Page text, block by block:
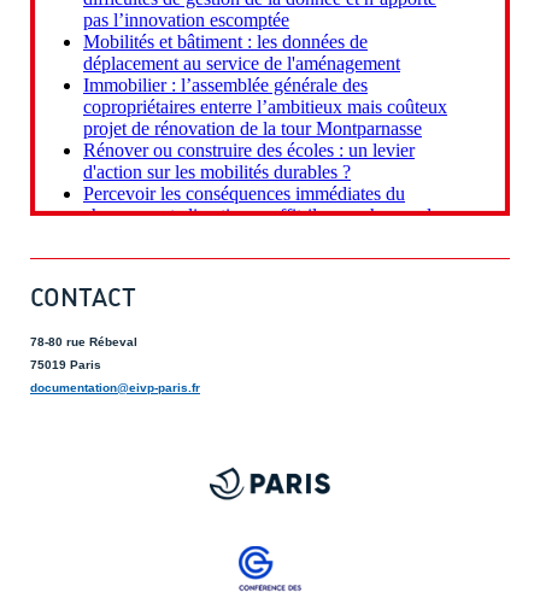
CONTACT
78-80 rue Rébeval
75019 Paris
documentation@eivp-paris.fr